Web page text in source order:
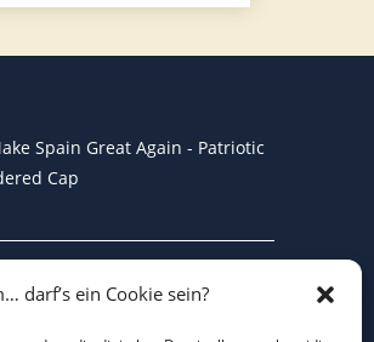
darf’s ein Cookie sein?
Spain Great Again - Patriotic
Cap